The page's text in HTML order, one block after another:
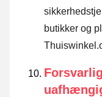
butikker og